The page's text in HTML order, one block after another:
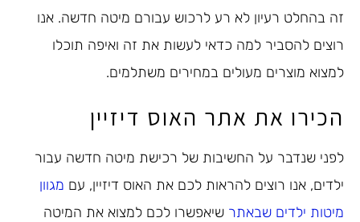
זה בהחלט רעיון לא רע לרכוש עבורם מיטה חדשה. אנו
רוצים להסביר למה כדאי לעשות את זה ואיפה תוכלו
למצוא מוצרים מעולים במחירים משתלמים.
הכירו את אתר האוס דיזיין
לפני שנדבר על החשיבות של רכישת מיטה חדשה עבור
ילדים, אנו רוצים להראות לכם את האוס דיזיין, עם מגוון
מיטות ילדים שבאתר שיאפשרו לכם למצוא את המיטה